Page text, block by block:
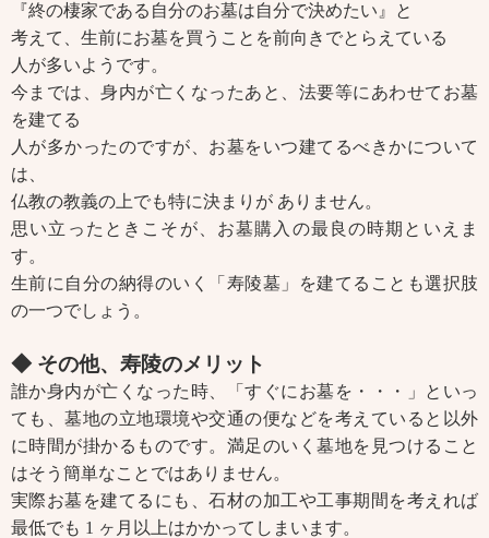
『終の棲家である自分のお墓は自分で決めたい』と
考えて、生前にお墓を買うことを前向きでとらえている
人が多いようです。
今までは、身内が亡くなったあと、法要等にあわせてお墓
を建てる
人が多かったのですが、お墓をいつ建てるべきかについて
は、
仏教の教義の上でも特に決まりが ありません。
思い立ったときこそが、お墓購入の最良の時期といえま
す。
生前に自分の納得のいく「寿陵墓」を建てることも選択肢
の一つでしょう。
◆ その他、寿陵のメリット
誰か身内が亡くなった時、「すぐにお墓を・・・」といっ
ても、墓地の立地環境や交通の便などを考えていると以外
に時間が掛かるものです。満足のいく墓地を見つけること
はそう簡単なことではありません。
実際お墓を建てるにも、石材の加工や工事期間を考えれば
最低でも 1 ヶ月以上はかかってしまいます。